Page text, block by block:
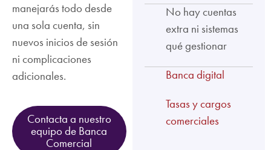
manejarás todo desde
una sola cuenta, sin
nuevos inicios de sesión
ni complicaciones
adicionales.
Contacta a nuestro
equipo de Banca
Comercial
No hay cuentas
extra ni sistemas
qué gestionar
Banca digital
Tasas y cargos
comerciales